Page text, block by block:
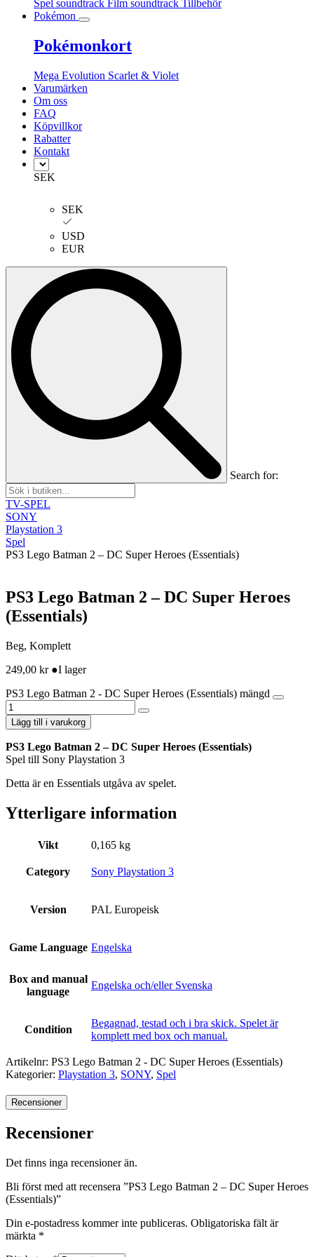
Spel soundtrack Film soundtrack Tillbehör
Pokémon
Pokémonkort
Mega Evolution Scarlet & Violet
Varumärken
Om oss
FAQ
Köpvillkor
Rabatter
Kontakt
SEK
SEK
USD
EUR
Search for:
TV-SPEL
SONY
Playstation 3
Spel
PS3 Lego Batman 2 – DC Super Heroes (Essentials)
PS3 Lego Batman 2 – DC Super Heroes
(Essentials)
Beg, Komplett
249,00 kr ●I lager
PS3 Lego Batman 2 - DC Super Heroes (Essentials) mängd
Lägg till i varukorg
PS3 Lego Batman 2 – DC Super Heroes (Essentials)
Spel till Sony Playstation 3
Detta är en Essentials utgåva av spelet.
Ytterligare information
Vikt 0,165 kg
Category Sony Playstation 3
Version PAL Europeisk
Game Language Engelska
Box and manual
language
Engelska och/eller Svenska
Condition
Begagnad, testad och i bra skick. Spelet är
komplett med box och manual.
Artikelnr: PS3 Lego Batman 2 - DC Super Heroes (Essentials)
Kategorier: Playstation 3, SONY, Spel
Recensioner
Recensioner
Det finns inga recensioner än.
Bli först med att recensera ”PS3 Lego Batman 2 – DC Super Heroes
(Essentials)”
Din e-postadress kommer inte publiceras. Obligatoriska fält är
märkta *